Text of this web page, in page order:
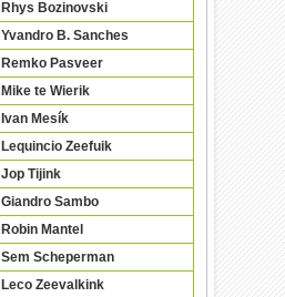
Rhys Bozinovski
Yvandro B. Sanches
Remko Pasveer
Mike te Wierik
Ivan Mesík
Lequincio Zeefuik
Jop Tijink
Giandro Sambo
Robin Mantel
Sem Scheperman
Leco Zeevalkink